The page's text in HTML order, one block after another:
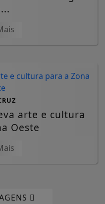
arte e cultura
Oeste